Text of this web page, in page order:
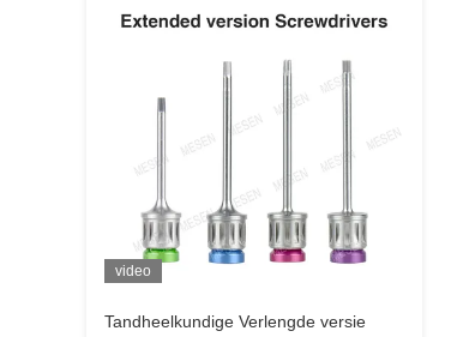
video
Tandheelkundige Verlengde versie